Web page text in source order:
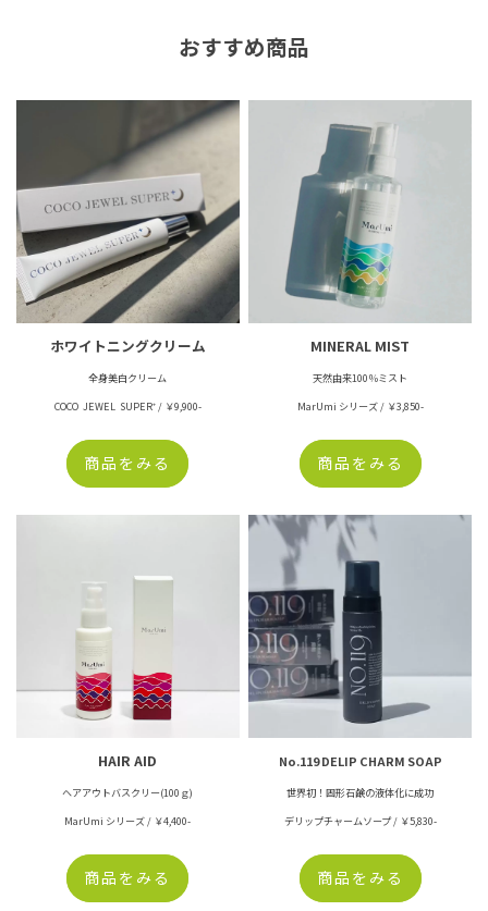
おすすめ商品
ホワイトニングクリーム
全身美白クリーム
COCO JEWEL SUPER⁺ / ￥9,900-
商品をみる
MINERAL MIST
天然由来100％ミスト
MarUmi シリーズ / ￥3,850-
商品をみる
HAIR AID
ヘアアウトバスクリー(100ｇ)
MarUmi シリーズ / ￥4,400-
商品をみる
No.119 DELIP CHARM SOAP
世界初！固形石鹸の液体化に成功
デリップチャームソープ / ￥5,830-
商品をみる